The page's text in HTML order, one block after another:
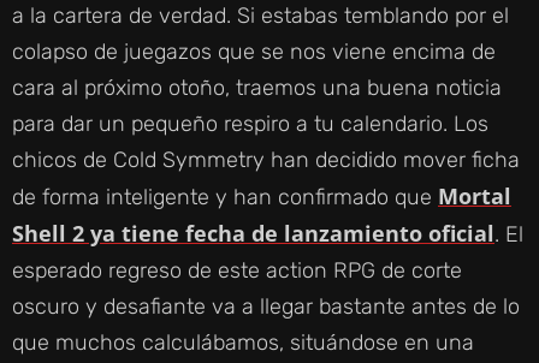
a la cartera de verdad. Si estabas temblando por el
colapso de juegazos que se nos viene encima de
cara al próximo otoño, traemos una buena noticia
para dar un pequeño respiro a tu calendario. Los
chicos de Cold Symmetry han decidido mover ficha
de forma inteligente y han confirmado que Mortal
Shell 2 ya tiene fecha de lanzamiento oficial. El
esperado regreso de este action RPG de corte
oscuro y desafiante va a llegar bastante antes de lo
que muchos calculábamos, situándose en una